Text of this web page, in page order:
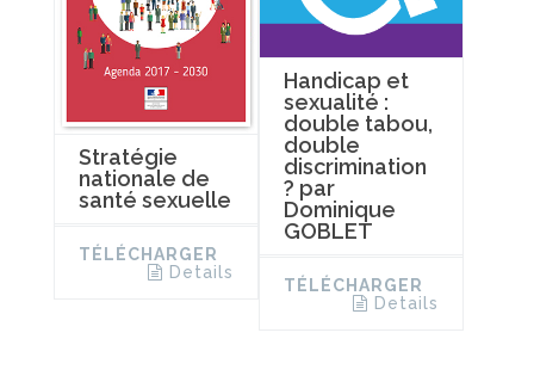
Stratégie
nationale de
santé sexuelle
TÉLÉCHARGER
Details
Handicap et
sexualité :
double tabou,
double
discrimination
? par
Dominique
GOBLET
TÉLÉCHARGER
Details